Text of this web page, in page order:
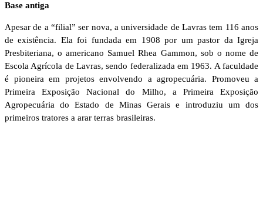
Base antiga
Apesar de a “filial” ser nova, a universidade de Lavras tem 116 anos
de existência. Ela foi fundada em 1908 por um pastor da Igreja
Presbiteriana, o americano Samuel Rhea Gammon, sob o nome de
Escola Agrícola de Lavras, sendo federalizada em 1963. A faculdade
é pioneira em projetos envolvendo a agropecuária. Promoveu a
Primeira Exposição Nacional do Milho, a Primeira Exposição
Agropecuária do Estado de Minas Gerais e introduziu um dos
primeiros tratores a arar terras brasileiras.